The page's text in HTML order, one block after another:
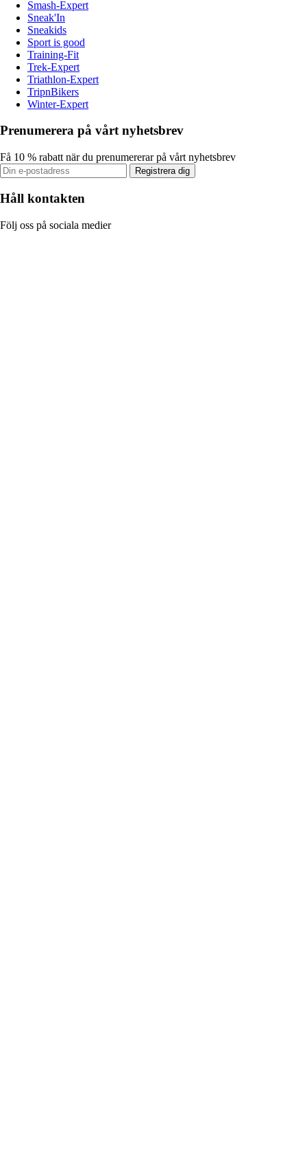
Smash-Expert
Sneak'In
Sneakids
Sport is good
Training-Fit
Trek-Expert
Triathlon-Expert
TripnBikers
Winter-Expert
Prenumerera på vårt nyhetsbrev
Få 10 % rabatt när du prenumererar på vårt nyhetsbrev
Registrera dig
Håll kontakten
Följ oss på sociala medier